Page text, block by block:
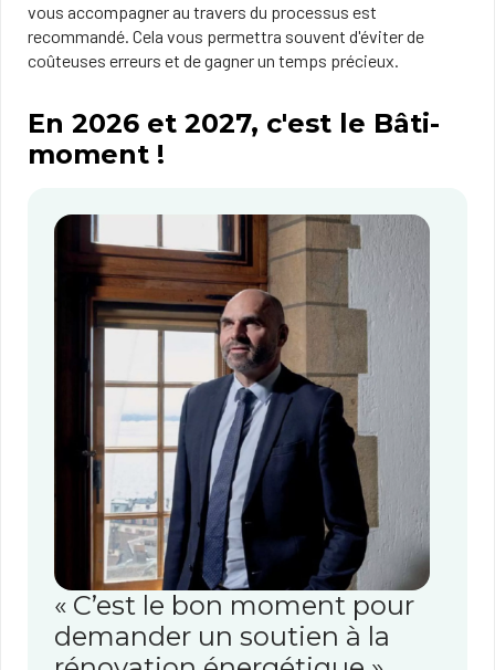
vous accompagner au travers du processus est
recommandé. Cela vous permettra souvent d'éviter de
coûteuses erreurs et de gagner un temps précieux.
En 2026 et 2027, c'est le Bâti-
moment !
« C’est le bon moment pour
demander un soutien à la